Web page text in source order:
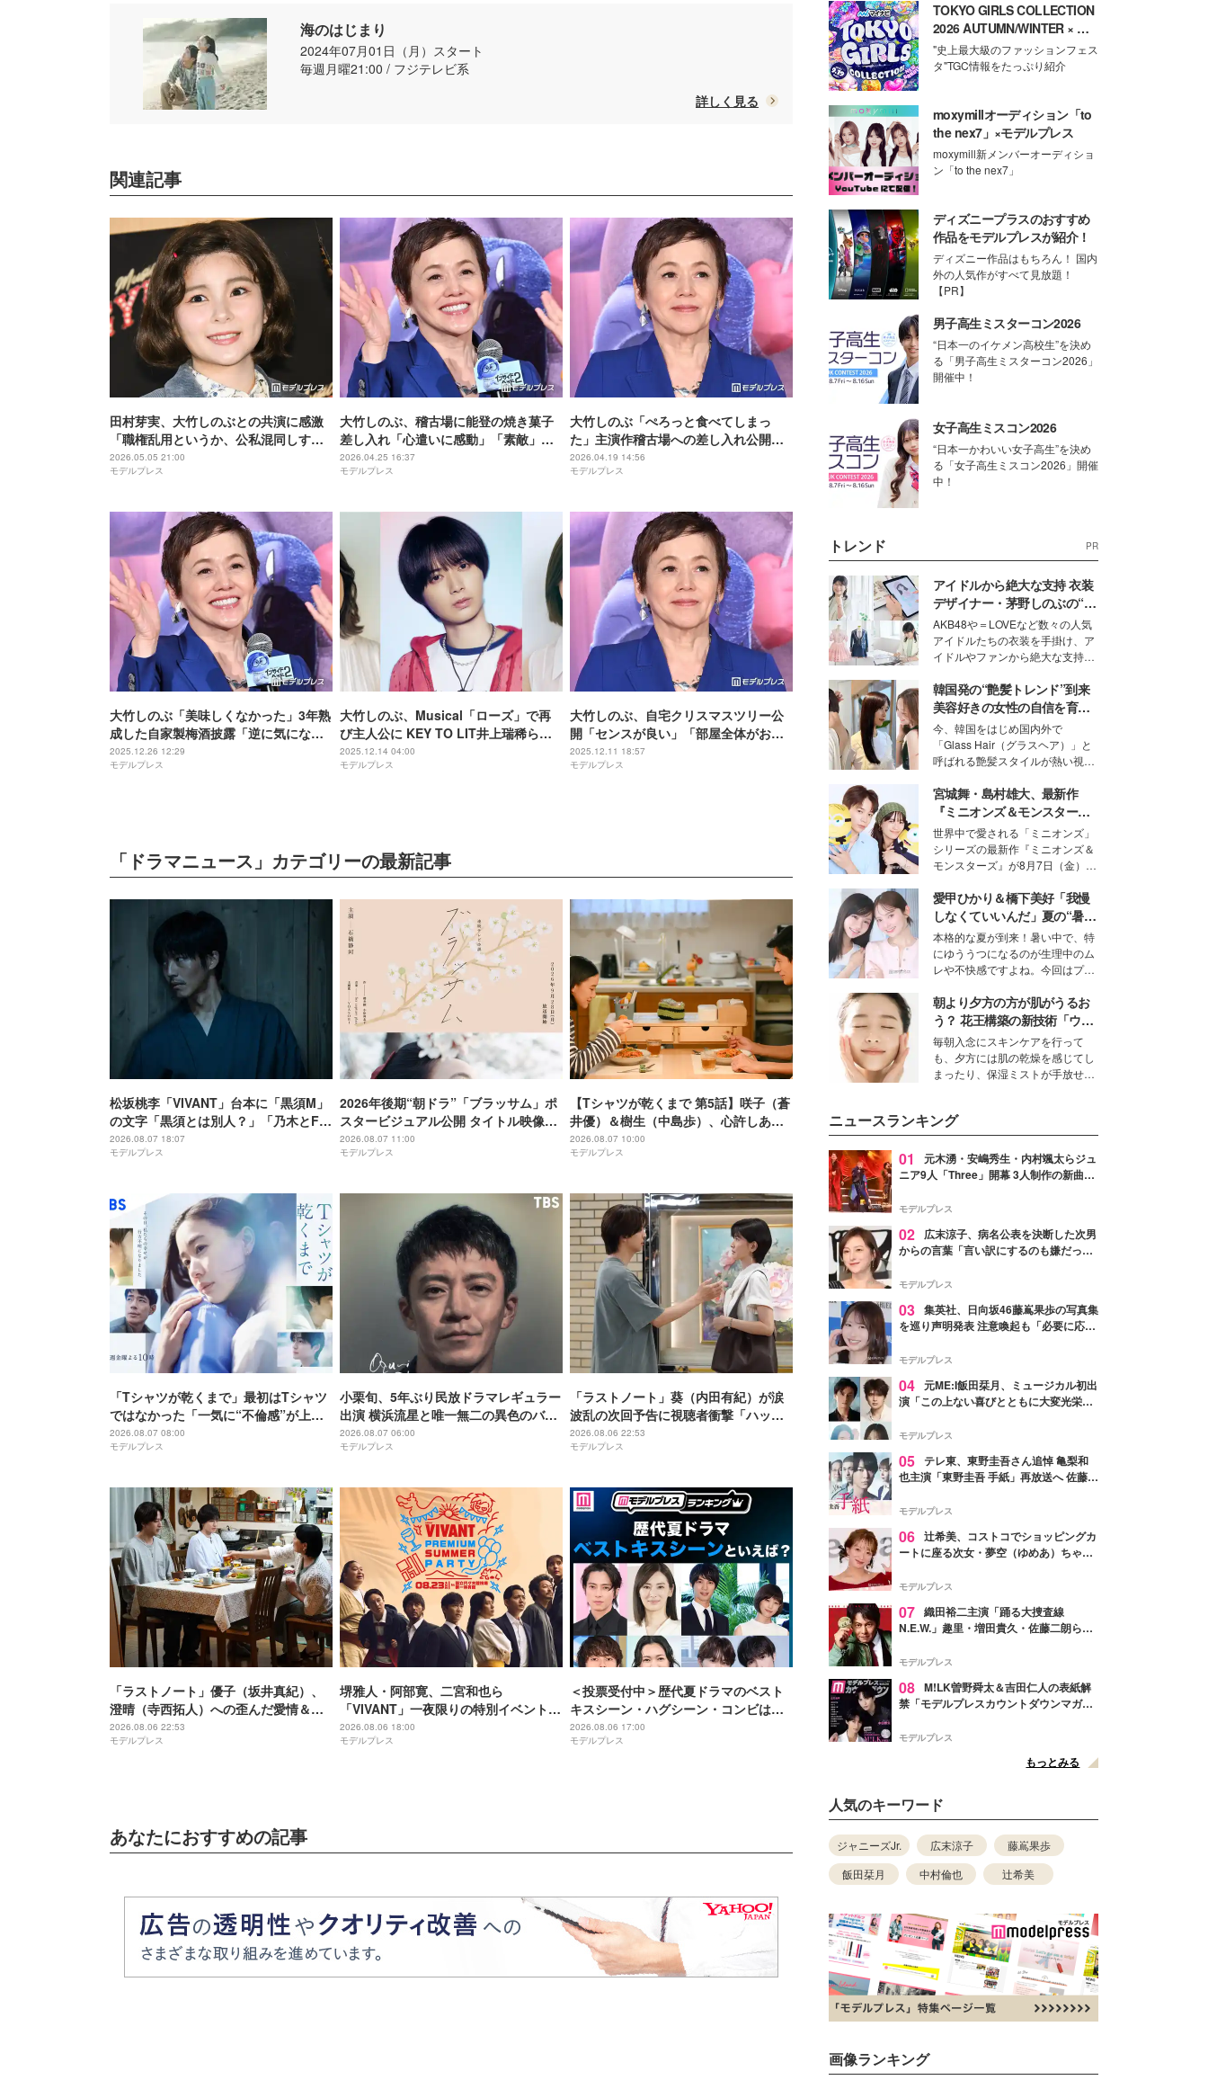
海のはじまり
2024年07月01日（月）スタート
毎週月曜21:00 / フジテレビ系
詳しく見る
関連記事
田村芽実、大竹しのぶとの共演に感激
「職権乱用というか、公私混同しすぎ
て」稽古中は瞬きも惜しむ【GYPSY】
2026.05.05 21:00
モデルプレス
大竹しのぶ、稽古場に能登の焼き菓子
差し入れ「心遣いに感動」「素敵」の
声
2026.04.25 16:37
モデルプレス
大竹しのぶ「ぺろっと食べてしまっ
た」主演作稽古場への差し入れ公開
「流石のセレクト」「現場の活気が出
そう」と反響
2026.04.19 14:56
モデルプレス
大竹しのぶ「美味しくなかった」3年熟
成した自家製梅酒披露「逆に気にな
る」「感想がチャーミング」の声
2025.12.26 12:29
モデルプレス
大竹しのぶ、Musical「ローズ」で再
び主人公に KEY TO LIT井上瑞稀ら新
たなキャストも発表【コメント】
2025.12.14 04:00
モデルプレス
大竹しのぶ、自宅クリスマスツリー公
開「センスが良い」「部屋全体がおし
ゃれ」と反響
2025.12.11 18:57
モデルプレス
「ドラマニュース」カテゴリーの最新記事
松坂桃李「VIVANT」台本に「黒須M」
の文字「黒須とは別人？」「乃木とFみ
たいな感じかな？」と考察白熱
2026.08.07 18:07
モデルプレス
2026年後期“朝ドラ”「ブラッサム」ポ
スタービジュアル公開 タイトル映像担
当・ドラマの語りも決定
2026.08.07 11:00
モデルプレス
【Tシャツが乾くまで 第5話】咲子（蒼
井優）＆樹生（中島歩）、心許しあえ
る関係に 事故から一年・新たな章の幕
上がる
2026.08.07 10:00
モデルプレス
「Tシャツが乾くまで」最初はTシャツ
ではなかった「一気に“不倫感”が上が
りませんか？」タイトル決定の裏側＆
物語に仕掛けたユニークな視点【脚本
2026.08.07 08:00
モデルプレス
小栗旬、5年ぶり民放ドラマレギュラー
出演 横浜流星と唯一無二の異色のバデ
ィで初共演【LOST10】
2026.08.07 06:00
モデルプレス
「ラストノート」葵（内田有紀）が涙
波乱の次回予告に視聴者衝撃「ハッピ
ーエンドに進むのかと思ったのに」
「不穏すぎる」【ネタバレあり】
2026.08.06 22:53
モデルプレス
「ラストノート」優子（坂井真紀）、
澄晴（寺西拓人）への歪んだ愛情＆執
着浮き彫りに「完全にホラー」「目に
光がない」【ネタバレあり】
2026.08.06 22:53
モデルプレス
堺雅人・阿部寛、二宮和也ら
「VIVANT」一夜限りの特別イベント出
演者11人解禁
2026.08.06 18:00
モデルプレス
＜投票受付中＞歴代夏ドラマのベスト
キスシーン・ハグシーン・コンビは？
【モデルプレスランキング】
2026.08.06 17:00
モデルプレス
あなたにおすすめの記事
TOKYO GIRLS COLLECTION
2026 AUTUMN/WINTER × モ
デルプレス
"史上最大級のファッションフェス
タ"TGC情報をたっぷり紹介
moxymillオーディション「to
the nex7」×モデルプレス
moxymill新メンバーオーディショ
ン「to the nex7」
ディズニープラスのおすすめ
作品をモデルプレスが紹介！
ディズニー作品はもちろん！ 国内
外の人気作がすべて見放題！
【PR】
男子高生ミスターコン2026
“日本一のイケメン高校生”を決め
る「男子高生ミスターコン2026」
開催中！
女子高生ミスコン2026
“日本一かわいい女子高生”を決め
る「女子高生ミスコン2026」開催
中！
トレンド PR
アイドルから絶大な支持 衣装
デザイナー・茅野しのぶの“可
愛い”を作る美学＜「シチズン
クロスシー」インタビュー＞
AKB48や＝LOVEなど数々の人気
アイドルたちの衣装を手掛け、ア
イドルやファンから絶大な支持を
取締役兼クリエイティブディレク
ター・茅野しのぶ。一人ひとりの
個性に寄り添い、魅力を引き出す
衣装作りは、多くの女性たちに勇
気と自信を与え続けている。
韓国発の“艶髪トレンド”到来
美容好きの女性の自信を育む
「ヘアケア事情」って？
今、韓国をはじめ国内外で
「Glass Hair（グラスヘア）」と
呼ばれる艶髪スタイルが熱い視線
ションの完成度を高めるベースと
して、“髪そのものの美しさ”に改
めて注目する人が増えている様
子。今回は、そんな憧れの艶やか
な髪を日常で叶える、美容好きの
女性たちのヘアケア事情を紹介し
ます。
宮城舞・島村雄大、最新作
『ミニオンズ＆モンスター
ズ』の魅力熱弁 ハチャメチャ
だけじゃない“友情と絆”に感
動
世界中で愛される「ミニオンズ」
シリーズの最新作『ミニオンズ＆
モンスターズ』が8月7日（金）に
ニオン好き”という共通点を持つモ
デルの宮城舞と島村雄大の特別対
談をお届け！それぞれの視点か
ら、今作ならではの魅力や予想外
の感動をもたらす奥深いストーリ
ーについて熱く語り合ってもらっ
た。
愛甲ひかり＆橋下美好「我慢
しなくていいんだ」夏の“暑さ
対策”の新しい選択肢とは？
本格的な夏が到来！暑い中で、特
にゆううつになるのが生理中のム
レや不快感ですよね。今回はプラ
モデル・愛甲ひかりさんと橋下美
好さんを迎えて本音で女子会トー
ク。猛暑のお出かけを快適に過ご
すヒントや、2人が感動した夏の
生理の新常識にも迫りました。
朝より夕方の方が肌がうるお
う？ 花王構築の新技術「ウォ
ーターキャプチャリングスキ
ン（捕水肌）」がスキンケア
の常識を変える予感
毎朝入念にスキンケアを行って
も、夕方には肌の乾燥を感じてし
まったり、保湿ミストが手放せな
性を秘めた、革新的な「Water
Capturing Skin（ウォーターキャ
プチャリングスキン：捕水肌）」
技術を、花王が構築した。
ニュースランキング
01
元木湧・安嶋秀生・内村颯太らジュ
ニア9人「Three」開幕 3人制作の新曲＆
進んで夢を掴みたい」【ゲネプロレポ】
モデルプレス
02
広末涼子、病名公表を決断した次男
からの言葉「言い訳にするのも嫌だっ
モデルプレス
03 集英社、日向坂46藤嶌果歩の写真集
を巡り声明発表 注意喚起も「必要に応じ
モデルプレス
04 元ME:I飯田栞月、ミュージカル初出
演「この上ない喜びとともに大変光栄」
ャスト発表
モデルプレス
05 テレ東、東野圭吾さん追悼 亀梨和
也主演「東野圭吾 手紙」再放送へ 佐藤隆
モデルプレス
06 辻希美、コストコでショッピングカ
ートに座る次女・夢空（ゆめあ）ちゃん
ぎ」「成長を感じる」の声
モデルプレス
07 織田裕二主演「踊る大捜査線
N.E.W.」趣里・増田貴久・佐藤二朗ら新
徴する“謎のキーワード”も
モデルプレス
08 M!LK曽野舜太＆吉田仁人の表紙解
禁「モデルプレスカウントダウンマガジ
モデルプレス
もっとみる
人気のキーワード
ジャニーズJr. 広末涼子
藤嶌果歩
飯田栞月
中村倫也 辻希美
画像ランキング